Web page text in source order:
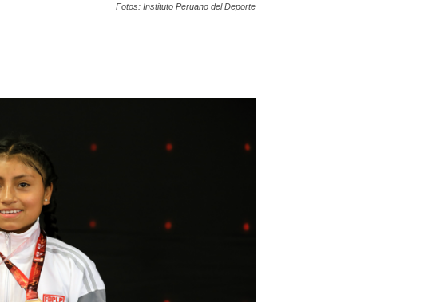
Fotos: Instituto Peruano del Deporte